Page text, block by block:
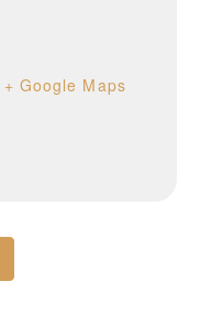
+ Google Maps